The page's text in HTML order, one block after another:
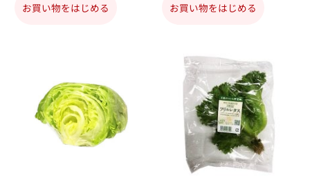
お買い物をはじめる お買い物をはじめる